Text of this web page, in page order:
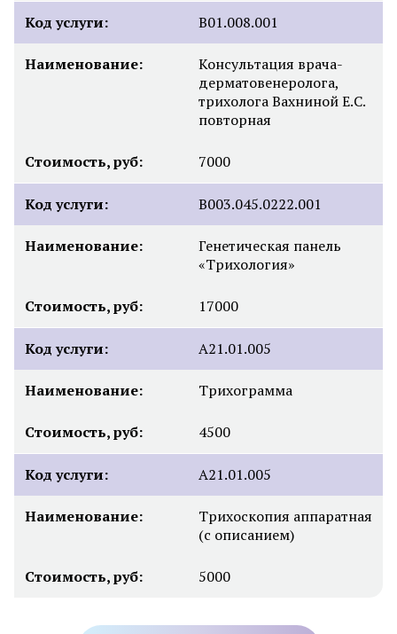
Код услуги: B01.008.001
Наименование:
Консультация врача-
дерматовенеролога,
трихолога Вахниной Е.С.
повторная
Стоимость, руб: 7000
Код услуги: В003.045.0222.001
Наименование:
Генетическая панель
«Трихология»
Стоимость, руб: 17000
Код услуги: А21.01.005
Наименование: Трихограмма
Стоимость, руб: 4500
Код услуги: А21.01.005
Наименование:
Трихоскопия аппаратная
(с описанием)
Стоимость, руб: 5000